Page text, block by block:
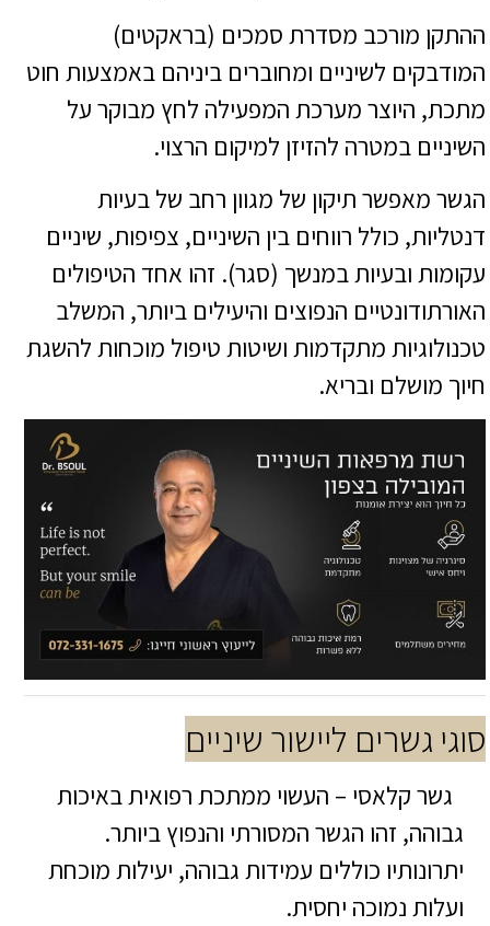
ההתקן מורכב מסדרת סמכים (בראקטים)
המודבקים לשיניים ומחוברים ביניהם באמצעות חוט
מתכת, היוצר מערכת המפעילה לחץ מבוקר על
השיניים במטרה להזיזן למיקום הרצוי.
הגשר מאפשר תיקון של מגוון רחב של בעיות
דנטליות, כולל רווחים בין השיניים, צפיפות, שיניים
עקומות ובעיות במנשך (סגר). זהו אחד הטיפולים
האורתודונטיים הנפוצים והיעילים ביותר, המשלב
טכנולוגיות מתקדמות ושיטות טיפול מוכחות להשגת
חיוך מושלם ובריא.
סוגי גשרים ליישור שיניים
גשר קלאסי – העשוי ממתכת רפואית באיכות
גבוהה, זהו הגשר המסורתי והנפוץ ביותר.
יתרונותיו כוללים עמידות גבוהה, יעילות מוכחת
ועלות נמוכה יחסית.